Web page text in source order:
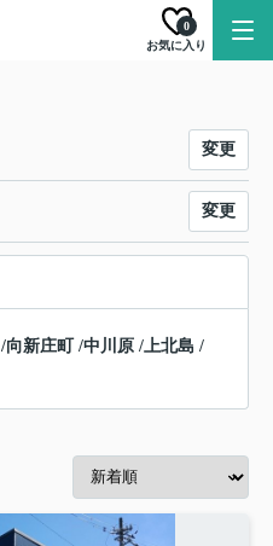
お気に入り
0
変更
変更
/向新庄町 /中川原 /上北島 /